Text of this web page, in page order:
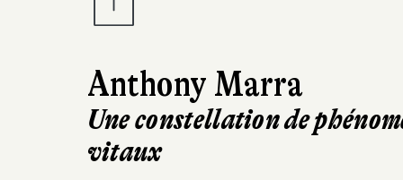
Anthony Marra
Une constellation de
vitaux